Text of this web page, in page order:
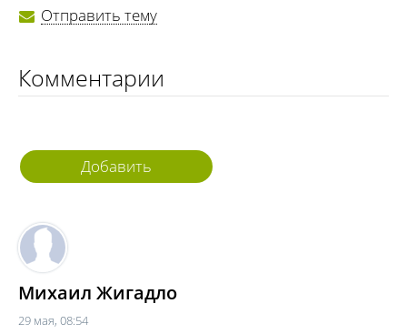
Отправить тему
Комментарии
Добавить
Михаил Жигадло
29 мая, 08:54